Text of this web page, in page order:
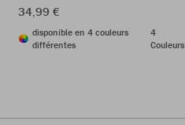
34,99 €
disponible en 4 couleurs
différentes
4
Couleurs